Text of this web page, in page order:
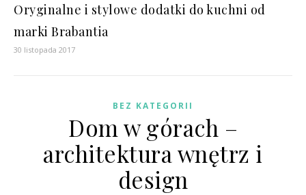
Oryginalne i stylowe dodatki do kuchni od
marki Brabantia
30 listopada 2017
BEZ KATEGORII
Dom w górach –
architektura wnętrz i
design